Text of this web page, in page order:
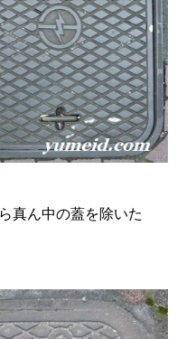
真ん中の蓋を除いた